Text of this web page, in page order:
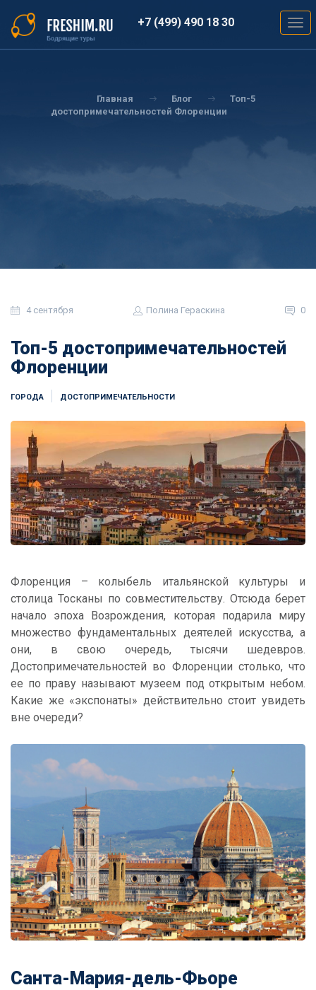
основному
содержанию
+7 (499) 490 18 30
Главная Блог
Топ-5
достопримечательностей Флоренции
4 сентября Полина Гераскина 0
Топ-5 достопримечательностей
Флоренции
ГОРОДА ДОСТОПРИМЕЧАТЕЛЬНОСТИ
Флоренция – колыбель итальянской культуры и
столица Тосканы по совместительству. Отсюда берет
начало эпоха Возрождения, которая подарила миру
множество фундаментальных деятелей искусства, а
они, в свою очередь, тысячи шедевров.
Достопримечательностей во Флоренции столько, что
ее по праву называют музеем под открытым небом.
Какие же «экспонаты» действительно стоит увидеть
вне очереди?
Санта-Мария-дель-Фьоре